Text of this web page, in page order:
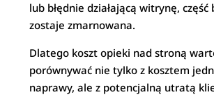
lub błędnie działającą witrynę, część
zostaje zmarnowana.
Dlatego koszt opieki nad stroną
porównywać nie tylko z kosztem
naprawy, ale z potencjalną utratą